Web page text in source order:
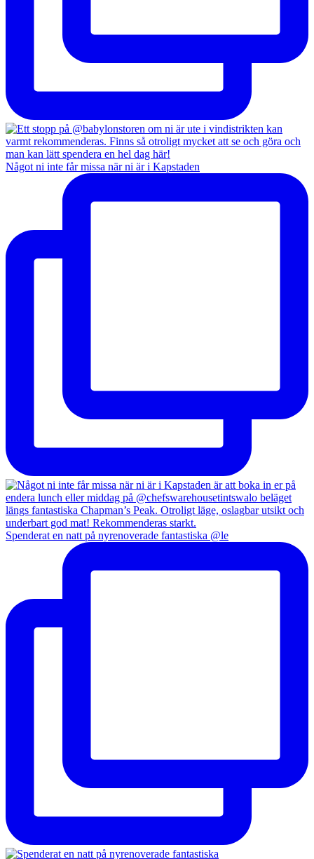
Något ni inte får missa när ni är i Kapstaden
Spenderat en natt på nyrenoverade fantastiska @le